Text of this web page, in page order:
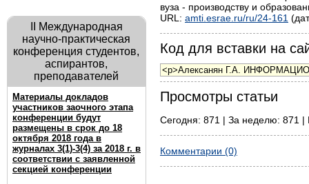
II Международная
научно-практическая
конференция студентов,
аспирантов,
преподавателей
Материалы докладов
участников заочного этапа
конференции будут
размещены в срок до 18
октября 2018 года в
журналах 3(1)-3(4) за 2018 г. в
соответствии с заявленной
секцией конференции
вуза - производству и
URL: amti.esrae.ru/ru/24-161
Код для вставки на
Просмотры статьи
Сегодня: 871 | За неделю: 871 |
Комментарии (0)